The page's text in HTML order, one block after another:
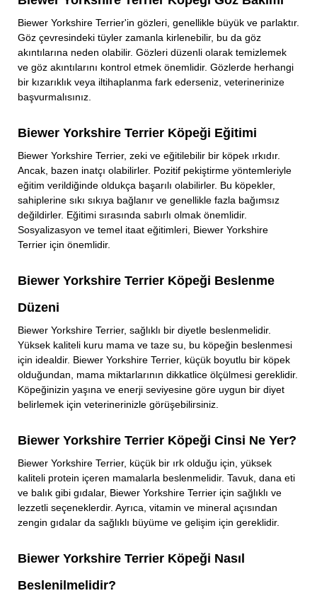
Biewer Yorkshire Terrier'in gözleri, genellikle büyük ve parlaktır.
Göz çevresindeki tüyler zamanla kirlenebilir, bu da göz
akıntılarına neden olabilir. Gözleri düzenli olarak temizlemek
ve göz akıntılarını kontrol etmek önemlidir. Gözlerde herhangi
bir kızarıklık veya iltihaplanma fark ederseniz, veterinerinize
başvurmalısınız.
Biewer Yorkshire Terrier Köpeği Eğitimi
Biewer Yorkshire Terrier, zeki ve eğitilebilir bir köpek ırkıdır.
Ancak, bazen inatçı olabilirler. Pozitif pekiştirme yöntemleriyle
eğitim verildiğinde oldukça başarılı olabilirler. Bu köpekler,
sahiplerine sıkı sıkıya bağlanır ve genellikle fazla bağımsız
değildirler. Eğitimi sırasında sabırlı olmak önemlidir.
Sosyalizasyon ve temel itaat eğitimleri, Biewer Yorkshire
Terrier için önemlidir.
Biewer Yorkshire Terrier Köpeği Beslenme
Düzeni
Biewer Yorkshire Terrier, sağlıklı bir diyetle beslenmelidir.
Yüksek kaliteli kuru mama ve taze su, bu köpeğin beslenmesi
için idealdir. Biewer Yorkshire Terrier, küçük boyutlu bir köpek
olduğundan, mama miktarlarının dikkatlice ölçülmesi gereklidir.
Köpeğinizin yaşına ve enerji seviyesine göre uygun bir diyet
belirlemek için veterinerinizle görüşebilirsiniz.
Biewer Yorkshire Terrier Köpeği Cinsi Ne Yer?
Biewer Yorkshire Terrier, küçük bir ırk olduğu için, yüksek
kaliteli protein içeren mamalarla beslenmelidir. Tavuk, dana eti
ve balık gibi gıdalar, Biewer Yorkshire Terrier için sağlıklı ve
lezzetli seçeneklerdir. Ayrıca, vitamin ve mineral açısından
zengin gıdalar da sağlıklı büyüme ve gelişim için gereklidir.
Biewer Yorkshire Terrier Köpeği Nasıl
Beslenilmelidir?